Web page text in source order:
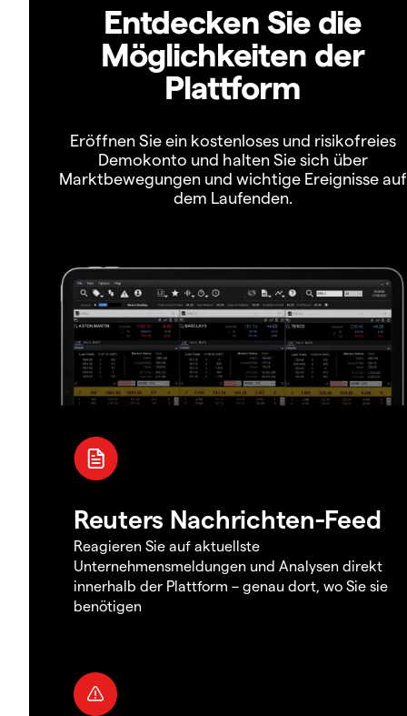
Entdecken Sie die
Möglichkeiten der
Plattform
Eröffnen Sie ein kostenloses und risikofreies
Demokonto und halten Sie sich über
Marktbewegungen und wichtige Ereignisse auf
dem Laufenden.
Reuters Nachrichten-Feed
Reagieren Sie auf aktuellste
Unternehmensmeldungen und Analysen direkt
innerhalb der Plattform – genau dort, wo Sie sie
benötigen